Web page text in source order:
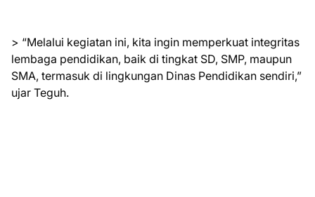
> “Melalui kegiatan ini, kita ingin memperkuat integritas
lembaga pendidikan, baik di tingkat SD, SMP, maupun
SMA, termasuk di lingkungan Dinas Pendidikan sendiri,”
ujar Teguh.